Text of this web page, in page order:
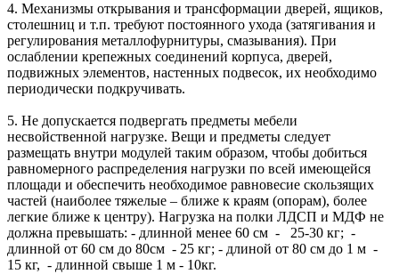
4. Механизмы открывания и трансформации дверей, ящиков,
столешниц и т.п. требуют постоянного ухода (затягивания и
регулирования металлофурнитуры, смазывания). При
ослаблении крепежных соединений корпуса, дверей,
подвижных элементов, настенных подвесок, их необходимо
периодически подкручивать.
5. Не допускается подвергать предметы мебели
несвойственной нагрузке. Вещи и предметы следует
размещать внутри модулей таким образом, чтобы добиться
равномерного распределения нагрузки по всей имеющейся
площади и обеспечить необходимое равновесие скользящих
частей (наиболее тяжелые – ближе к краям (опорам), более
легкие ближе к центру). Нагрузка на полки ЛДСП и МДФ не
должна превышать: - длинной менее 60 см - 25-30 кг; -
длинной от 60 см до 80см - 25 кг; - длиной от 80 см до 1 м -
15 кг, - длинной свыше 1 м - 10кг.